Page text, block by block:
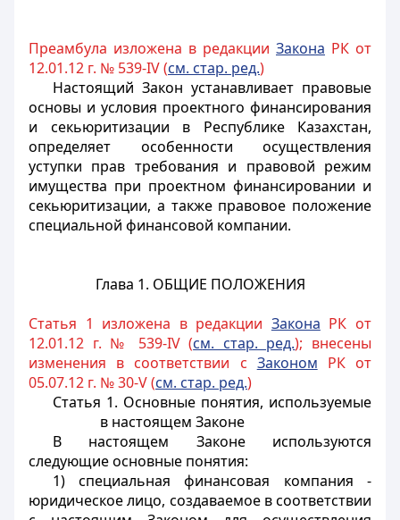
Преамбула изложена в редакции Закона РК от
12.01.12 г. № 539-IV (см. стар. ред.)
Настоящий Закон устанавливает правовые
основы и условия проектного финансирования
и секьюритизации в Республике Казахстан,
определяет особенности осуществления
уступки прав требования и правовой режим
имущества при проектном финансировании и
секьюритизации, а также правовое положение
специальной финансовой компании.
Глава 1. ОБЩИЕ ПОЛОЖЕНИЯ
Статья 1 изложена в редакции Закона РК от
12.01.12 г. № 539-IV (см. стар. ред.); внесены
изменения в соответствии с Законом РК от
05.07.12 г. № 30-V (см. стар. ред.)
Статья 1. Основные понятия, используемые
в настоящем Законе
В настоящем Законе используются
следующие основные понятия:
1) специальная финансовая компания -
юридическое лицо, создаваемое в соответствии